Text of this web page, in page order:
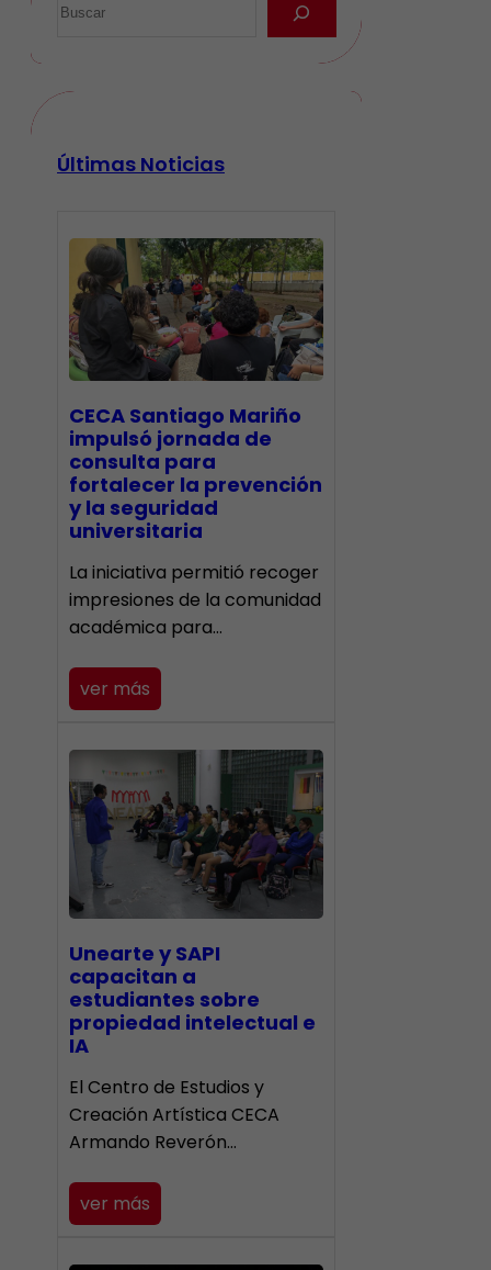
Últimas Noticias
CECA Santiago Mariño
impulsó jornada de
consulta para
fortalecer la prevención
y la seguridad
universitaria
La iniciativa permitió recoger
impresiones de la comunidad
académica para…
ver más
Unearte y SAPI
capacitan a
estudiantes sobre
propiedad intelectual e
IA
El Centro de Estudios y
Creación Artística CECA
Armando Reverón…
ver más